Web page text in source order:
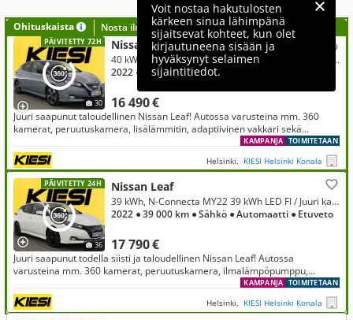
Voit nostaa hakutulosten
kärkeen sinua lähimpänä
sijaitsevat kohteet, kun olet
kirjautuneena sisään ja
hyväksynyt selaimen
sijaintitiedot.
Ohituskaista Nosta ilmoituksesi tähän?
PÄIVITETTY 72H
30
Nissan Leaf
16 490 €
40 kWh, Tekna MY22 39 kWh / Merkkihuollettu / 360° Kamera / ACC / Nahkapenkit / Läm. Ratti / Kessy / Lisälämmitin / BOSE
2022 ● 68 000 km● Sähkö
Juuri saapunut taloudellinen Nissan Leaf! Autossa varusteina mm. 360
kamerat, peruutuskamera, lisälämmitin, adaptiivinen vakkari sekä
TOIMITETAAN
KAMPANJA
Helsinki, KIESI Helsinki Konala
PÄIVITETTY 24H
36
Nissan Leaf
17 790 €
39 kWh, N-Connecta MY22 39 kWh LED FI / Juuri katsastettu! ACC / Lämpöpumppu / Navigointi / 360° kamera / Rattilämmitys / BT
2022 ● 39 000 km ● Sähkö ● Automaatti ● Etuveto
Juuri saapunut todella siisti ja taloudellinen Nissan Leaf! Autossa
varusteina mm. 360 kamerat, peruutuskamera, ilmalämpöpumppu,
adaptiivinen vakionopeudensäädin, lämmitettävä ohjauspyörä yms!TOIMITETAAN
KAMPANJA
Helsinki, KIESI Helsinki Konala